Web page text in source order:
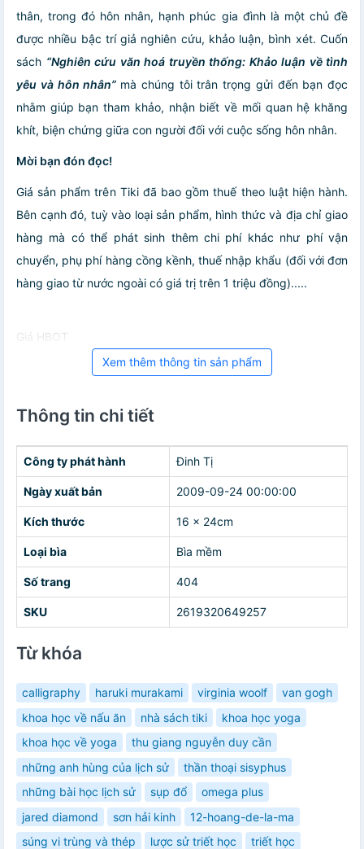
thân, trong đó hôn nhân, hạnh phúc gia đình là một chủ đề
được nhiều bậc trí giả nghiên cứu, khảo luận, bình xét. Cuốn
sách “Nghiên cứu văn hoá truyền thống: Khảo luận về tình
yêu và hôn nhân” mà chúng tôi trân trọng gửi đến bạn đọc
nhằm giúp bạn tham khảo, nhận biết về mối quan hệ khăng
khít, biện chứng giữa con người đối với cuộc sống hôn nhân.
Mời bạn đón đọc!
Giá sản phẩm trên Tiki đã bao gồm thuế theo luật hiện hành.
Bên cạnh đó, tuỳ vào loại sản phẩm, hình thức và địa chỉ giao
hàng mà có thể phát sinh thêm chi phí khác như phí vận
chuyển, phụ phí hàng cồng kềnh, thuế nhập khẩu (đối với đơn
hàng giao từ nước ngoài có giá trị trên 1 triệu đồng).....
Giá HBOT
Xem thêm thông tin sản phẩm
Thông tin chi tiết
Công ty phát hành Đinh Tị
Ngày xuất bản 2009-09-24 00:00:00
Kích thước 16 x 24cm
Loại bìa Bìa mềm
Số trang 404
SKU 2619320649257
Từ khóa
calligraphy haruki murakami virginia woolf
van gogh
khoa học về nấu ăn
nhà sách tiki
khoa học yoga
khoa học về yoga
thu giang nguyễn duy cần
những anh hùng của lịch sử
thần thoại sisyphus
những bài học lịch sử
sụp đổ
omega plus
jared diamond
sơn hải kinh
12-hoang-de-la-ma
súng vi trùng và thép
lược sử triết học
triết học